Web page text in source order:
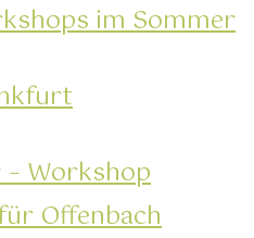
im Sommer
Workshop
Offenbach